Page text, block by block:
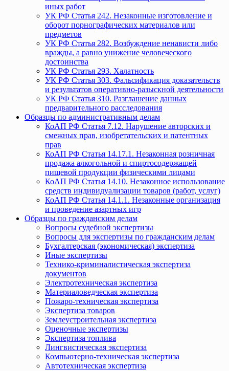
иных работ
УК РФ Статья 242. Незаконные изготовление и
оборот порнографических материалов или
предметов
УК РФ Статья 282. Возбуждение ненависти либо
вражды, а равно унижение человеческого
достоинства
УК РФ Статья 293. Халатность
УК РФ Статья 303. Фальсификация доказательств
и результатов оперативно-разыскной деятельности
УК РФ Статья 310. Разглашение данных
предварительного расследования
Образцы по административным делам
КоАП РФ Статья 7.12. Нарушение авторских и
смежных прав, изобретательских и патентных
прав
КоАП РФ Статья 14.17.1. Незаконная розничная
продажа алкогольной и спиртосодержащей
пищевой продукции физическими лицами
КоАП РФ Статья 14.10. Незаконное использование
средств индивидуализации товаров (работ, услуг)
КоАП РФ Статья 14.1.1. Незаконные организация
и проведение азартных игр
Образцы по гражданским делам
Вопросы судебной экспертизы
Вопросы для экспертизы по гражданским делам
Бухгалтерская (экономическая) экспертиза
Иные экспертизы
Технико-криминалистическая экспертиза
документов
Электротехническая экспертиза
Материаловедческая экспертиза
Пожаро-техническая экспертиза
Экспертиза товаров
Землеустроительная экспертиза
Оценочные экспертизы
Экспертиза топлива
Лингвистическая экспертиза
Компьютерно-техническая экспертиза
Автотехническая экспертиза